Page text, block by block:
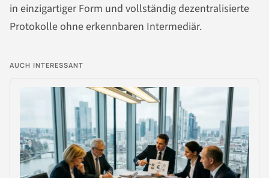
in einzigartiger Form und vollständig dezentralisierte
Protokolle ohne erkennbaren Intermediär.
AUCH INTERESSANT